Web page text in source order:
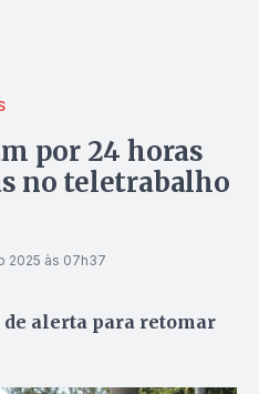
por 24 horas
no teletrabalho
2025 às 07h37
de alerta para retomar